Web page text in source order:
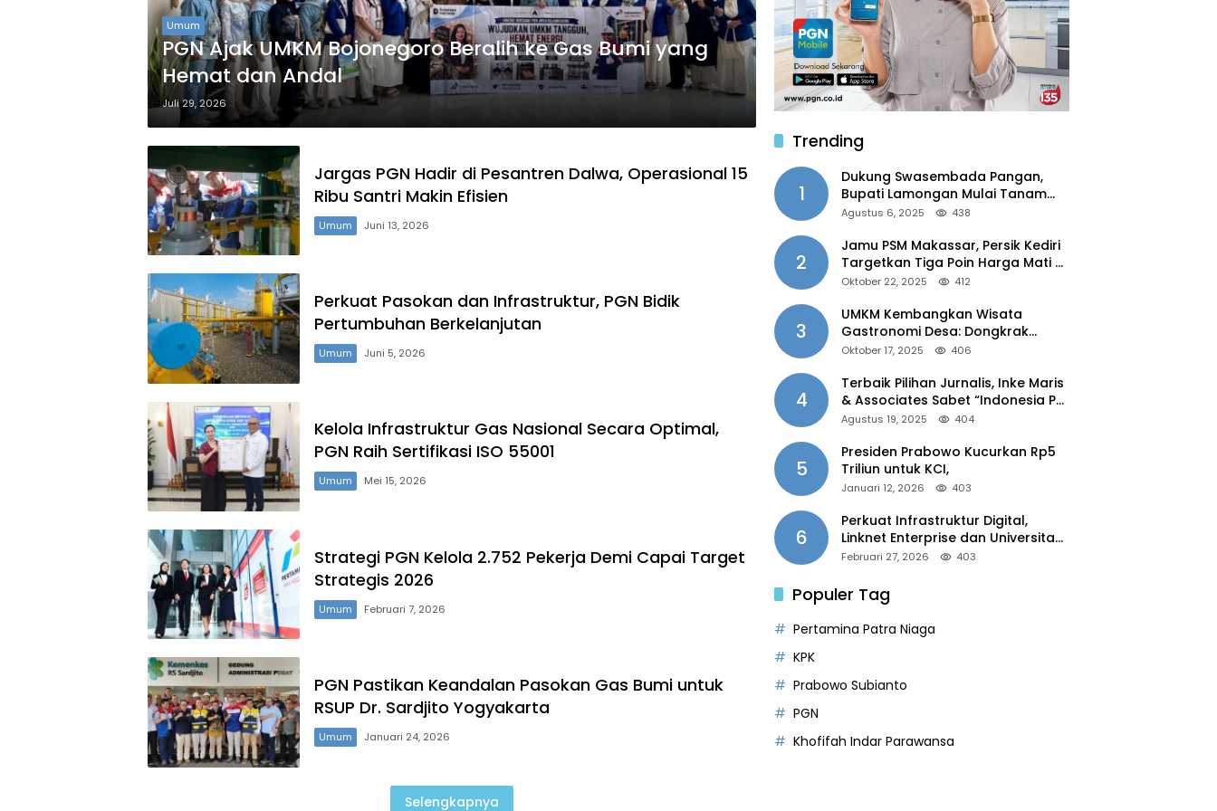
Umum
PGN Ajak UMKM Bojonegoro Beralih ke Gas Bumi yang
Hemat dan Andal
Juli 29, 2026
Jargas PGN Hadir di Pesantren Dalwa, Operasional 15
Ribu Santri Makin Efisien
Umum Juni 13, 2026
Perkuat Pasokan dan Infrastruktur, PGN Bidik
Pertumbuhan Berkelanjutan
Umum Juni 5, 2026
Kelola Infrastruktur Gas Nasional Secara Optimal,
PGN Raih Sertifikasi ISO 55001
Umum Mei 15, 2026
Strategi PGN Kelola 2.752 Pekerja Demi Capai Target
Strategis 2026
Umum Februari 7, 2026
PGN Pastikan Keandalan Pasokan Gas Bumi untuk
RSUP Dr. Sardjito Yogyakarta
Umum Januari 24, 2026
Selengkapnya
Trending
1
Dukung Swasembada Pangan,
Bupati Lamongan Mulai Tanam
Padi Musim Ketiga
Agustus 6, 2025 438
2
Jamu PSM Makassar, Persik Kediri
Targetkan Tiga Poin Harga Mati di
Kandang
Oktober 22, 2025 412
3
UMKM Kembangkan Wisata
Gastronomi Desa: Dongkrak
Ekonomi Daerah, Perluas Pasar
Oktober 17, 2025 406
4
Terbaik Pilihan Jurnalis, Inke Maris
& Associates Sabet “Indonesia PR
of the Year 2025”
Agustus 19, 2025 404
5
Presiden Prabowo Kucurkan Rp5
Triliun untuk KCI,
Januari 12, 2026 403
6
Perkuat Infrastruktur Digital,
Linknet Enterprise dan Universitas
Jember Jalin Kolaborasi Smart
Februari 27, 2026 403
Populer Tag
Pertamina Patra Niaga
KPK
Prabowo Subianto
PGN
Khofifah Indar Parawansa